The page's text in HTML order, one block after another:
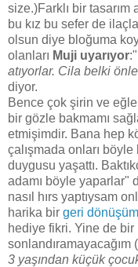
size.)Farklı bir tasarım
bu kız bu sefer de
olsun diye bloğuma
olanları Muji uyarıyor:"
atıyorlar. Cila belki
diyor.
Bence çok şirin ve
bir gözle bakmamı
etmişimdir. Bana hep
çalışmada onları
duygusu yaşattı.
adamı böyle yaparlar"
nasıl hırs yaptıysam
harika bir geri dönüşüm
hediye fikri. Yine de bir
3 yaşından küçük